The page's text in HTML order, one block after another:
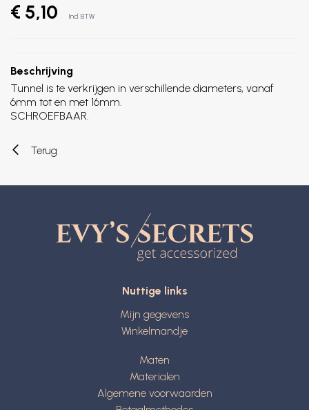
€ 5,10 Incl. BTW
Beschrijving
Tunnel is te verkrijgen in verschillende diameters, vanaf
6mm tot en met 16mm.
SCHROEFBAAR.
Terug
Nuttige links
Mijn gegevens
Winkelmandje
Maten
Materialen
Algemene voorwaarden